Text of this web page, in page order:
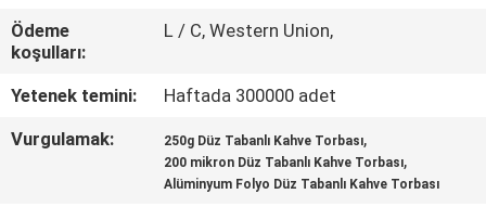
ISTEĞI
Ödeme
koşulları:
L / C, Western Union,
Yetenek temini:
Haftada 300000 adet
Vurgulamak:
250g Düz Tabanlı Kahve Torbası,
200 mikron Düz Tabanlı Kahve Torbası,
Alüminyum Folyo Düz Tabanlı Kahve Torbası